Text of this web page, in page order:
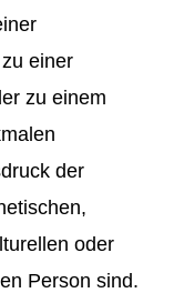
einer
zu einem
der
oder
Person sind.